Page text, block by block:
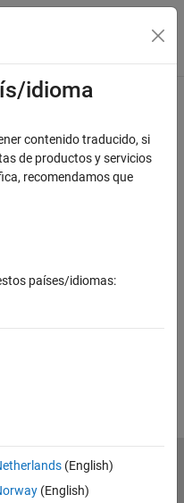
navegación
traducción?
idioma
contenido traducido, si
de productos y servicios
recomendamos que
países/idiomas:
(English)
(English)
Estado de las aplicaciones